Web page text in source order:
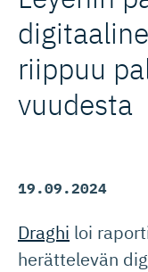
riippuu
vuudesta
19.09.2024
Draghi loi
herättelevän